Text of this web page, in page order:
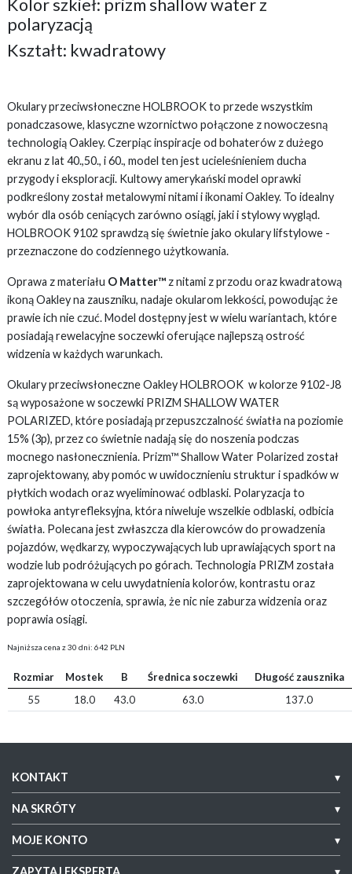
Kolor szkieł: prizm shallow water z
polaryzacją
Kształt: kwadratowy
Okulary przeciwsłoneczne HOLBROOK to przede wszystkim
ponadczasowe, klasyczne wzornictwo połączone z nowoczesną
technologią Oakley. Czerpiąc inspiracje od bohaterów z dużego
ekranu z lat 40.,50., i 60., model ten jest ucieleśnieniem ducha
przygody i eksploracji. Kultowy amerykański model oprawki
podkreślony został metalowymi nitami i ikonami Oakley. To idealny
wybór dla osób ceniących zarówno osiągi, jaki i stylowy wygląd.
HOLBROOK 9102 sprawdzą się świetnie jako okulary lifstylowe -
przeznaczone do codziennego użytkowania.
Oprawa z materiału O Matter™ z nitami z przodu oraz kwadratową
ikoną Oakley na zauszniku, nadaje okularom lekkości, powodując że
prawie ich nie czuć. Model dostępny jest w wielu wariantach, które
posiadają rewelacyjne soczewki oferujące najlepszą ostrość
widzenia w każdych warunkach.
Okulary przeciwsłoneczne Oakley HOLBROOK w kolorze 9102-J8
są wyposażone w soczewki PRIZM SHALLOW WATER
POLARIZED, które posiadają przepuszczalność światła na poziomie
15% (3p), przez co świetnie nadają się do noszenia podczas
mocnego nasłonecznienia. Prizm™ Shallow Water Polarized został
zaprojektowany, aby pomóc w uwidocznieniu struktur i spadków w
płytkich wodach oraz wyeliminować odblaski. Polaryzacja to
powłoka antyrefleksyjna, która niweluje wszelkie odblaski, odbicia
światła. Polecana jest zwłaszcza dla kierowców do prowadzenia
pojazdów, wędkarzy, wypoczywających lub uprawiających sport na
wodzie lub podróżujących po górach. Technologia PRIZM została
zaprojektowana w celu uwydatnienia kolorów, kontrastu oraz
szczegółów otoczenia, sprawia, że nic nie zaburza widzenia oraz
poprawia osiągi.
Najniższa cena z 30 dni: 642 PLN
Rozmiar Mostek B Średnica soczewki
Długość zausznika
55
18.0 43.0 63.0 137.0
KONTAKT ▾
NA SKRÓTY ▾
MOJE KONTO ▾
ZAPYTAJ EKSPERTA ▾